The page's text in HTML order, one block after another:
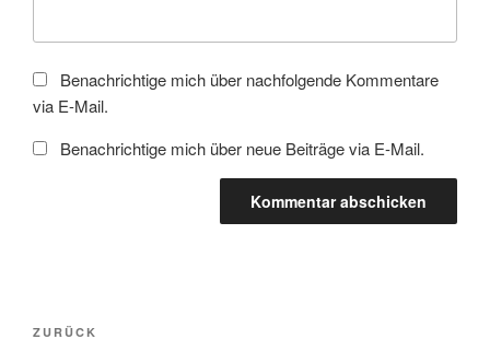
Benachrichtige mich über nachfolgende Kommentare
via E-Mail.
Benachrichtige mich über neue Beiträge via E-Mail.
Beitragsnavigation
Vorheriger
ZURÜCK